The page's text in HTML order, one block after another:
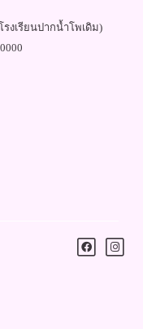
รงเรียนปากน้ำโพเดิม)